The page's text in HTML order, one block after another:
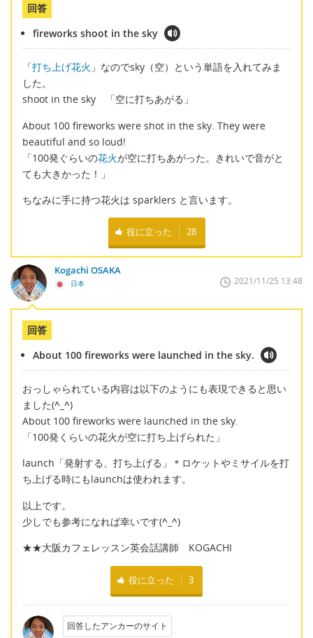
回答
fireworks shoot in the sky
「打ち上げ花火 」なのでsky（空）という単語を入れてみま
した。
shoot in the sky 「空に打ちあがる」
About 100 fireworks were shot in the sky. They were
beautiful and so loud!
「100発ぐらいの花火が空に打ちあがった。きれいで音がと
ても大きかった！」
ちなみに手に持つ花火は sparklers と言います。
役に立った 28
Kogachi OSAKA
日本 2021/11/25 13:48
回答
About 100 fireworks were launched in the sky.
おっしゃられている内容は以下のようにも表現できると思い
ました(^_^)
About 100 fireworks were launched in the sky.
「100発くらいの花火が空に打ち上げられた」
launch「発射する、打ち上げる」＊ロケットやミサイルを打
ち上げる時にもlaunchは使われます。
以上です。
少しでも参考になれば幸いです(^_^)
★★大阪カフェレッスン英会話講師 KOGACHI
役に立った 3
回答したアンカーのサイト